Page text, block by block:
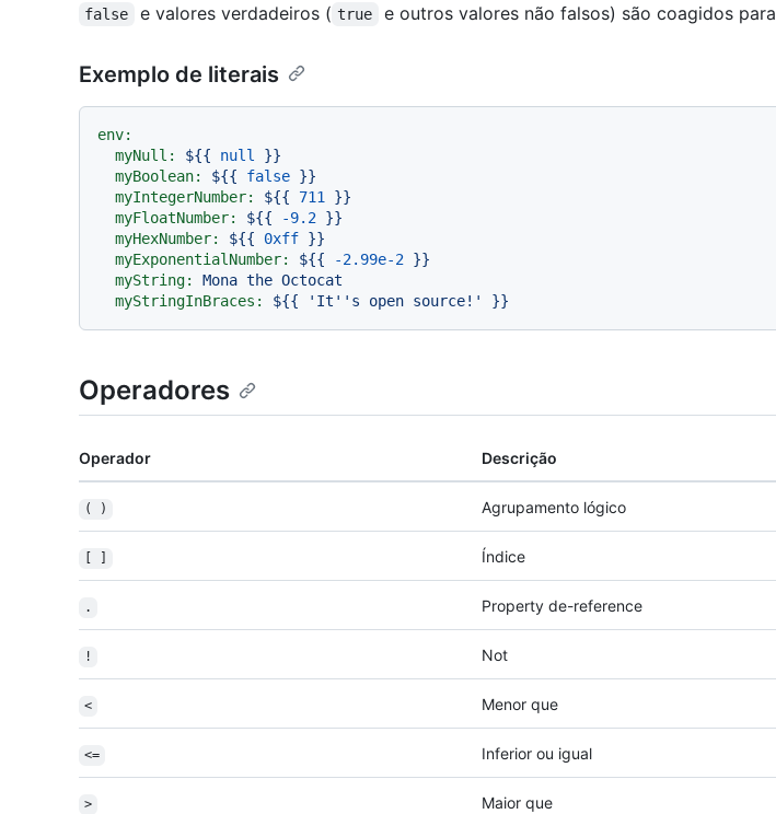
false e valores verdadeiros ( true e outros valores não falsos) são coagidos para
Exemplo de literais
env:
myNull:
${{ null
}}
myBoolean:
${{ false }}
myIntegerNumber:
${{ 711
}}
myFloatNumber:
${{ -9.2 }}
myHexNumber:
${{ 0xff }}
myExponentialNumber:
${{ -2.99e-2 }}
myString:
Mona the Octocat
myStringInBraces:
${{ 'It '' s open source!' }}
Operadores
Operador Descrição
( ) Agrupamento lógico
Índice
. Property de-reference
! Not
< Menor que
<= Inferior ou igual
> Maior que